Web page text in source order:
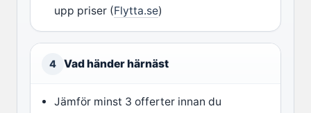
upp priser (Flytta.se)
4 Vad händer härnäst
Jämför minst 3 offerter innan du